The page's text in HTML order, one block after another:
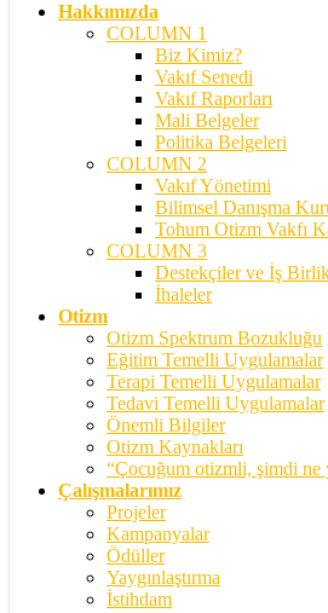
Hakkımızda
COLUMN 1
Biz Kimiz?
Vakıf Senedi
Vakıf Raporları
Mali Belgeler
Politika Belgeleri
COLUMN 2
Vakıf Yönetimi
Bilimsel Danışma
Tohum Otizm Vakfı
COLUMN 3
Destekçiler ve İş
İhaleler
Otizm
Otizm Spektrum Bozukluğu
Eğitim Temelli Uygulamalar
Terapi Temelli Uygulamalar
Tedavi Temelli Uygulamalar
Önemli Bilgiler
Otizm Kaynakları
“Çocuğum otizmli, şimdi ne
Çalışmalarımız
Projeler
Kampanyalar
Ödüller
Yaygınlaştırma
İstihdam